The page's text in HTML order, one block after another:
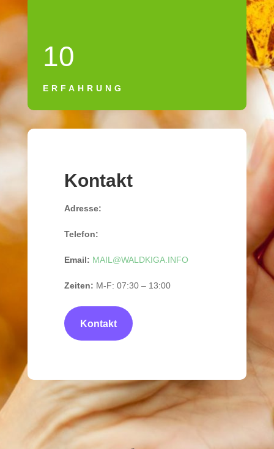
10
ERFAHRUNG
Kontakt
Adresse:
Telefon:
Email: MAIL@WALDKIGA.INFO
Zeiten: M-F: 07:30 – 13:00
Kontakt